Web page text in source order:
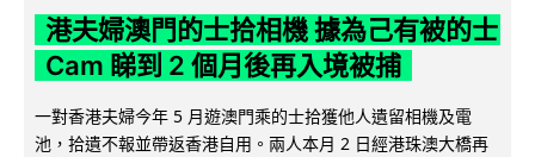
港夫婦澳門的士拾相機 據為己有被的士
Cam 睇到 2 個月後再入境被捕
一對香港夫婦今年 5 月遊澳門乘的士拾獲他人遺留相機及電
池，拾遺不報並帶返香港自用。兩人本月 2 日經港珠澳大橋再